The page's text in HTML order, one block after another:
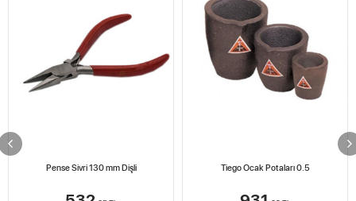
Pense Sivri 130 mm Dişli Tiego Ocak Potaları 0.5